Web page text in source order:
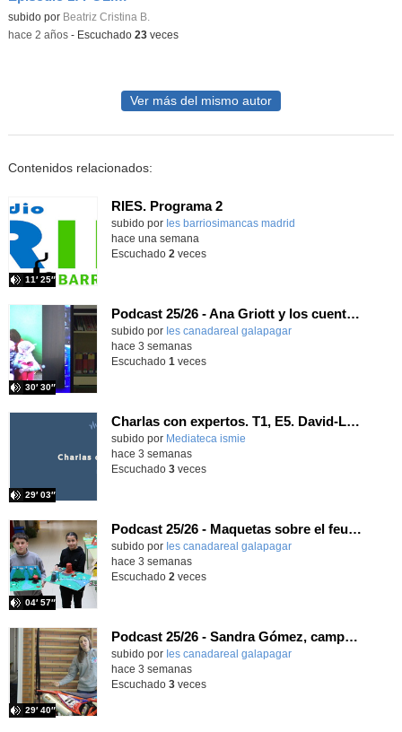
Contenido educativo.
subido por Beatriz Cristina B.
-hace 2 años- Escuchado 23veces
Ver más del mismo autor
Contenidos relacionados:
RIES. Programa 2
Contenido educativo.
subido por Ies barriosimancas madrid
11′ 25″
hace una semana
Escuchado 2 veces
Podcast 25/26 - Ana Griott y los cuentos de las voces olvidadas
subido por Ies canadareal galapagar
30′ 30″
-
hace 3 semanas
Escuchado 1 veces
Charlas con expertos. T1, E5. David-Li Ilundáin Reviriego
subido por Mediateca ismie
29′ 03″
hace 3 semanas
Escuchado 3veces
Podcast 25/26 - Maquetas sobre el feudalismo
subido por Ies canadareal galapagar
04′ 57″
-
hace 3 semanas
Escuchado 2 veces
Podcast 25/26 - Sandra Gómez, campeona de Enduro
subido por Ies canadareal galapagar
29′ 40″
-
hace 3 semanas
Escuchado 3veces